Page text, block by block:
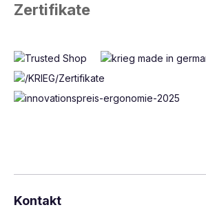
Zertifikate
Kontakt